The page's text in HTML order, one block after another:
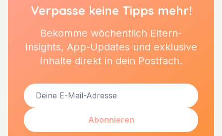
Verpasse keine Tipps mehr!
Bekomme wöchentlich Eltern-
Insights, App-Updates und exklusive
Inhalte direkt in dein Postfach.
Abonnieren